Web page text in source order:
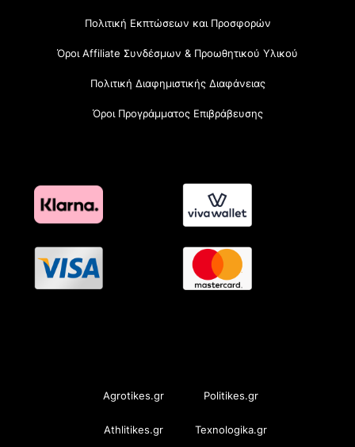
Πολιτική Εκπτώσεων και Προσφορών
Όροι Affiliate Συνδέσμων & Προωθητικού Υλικού
Πολιτική Διαφημιστικής Διαφάνειας
Όροι Προγράμματος Επιβράβευσης
Agrotikes.gr Politikes.gr
Athlitikes.gr Texnologika.gr